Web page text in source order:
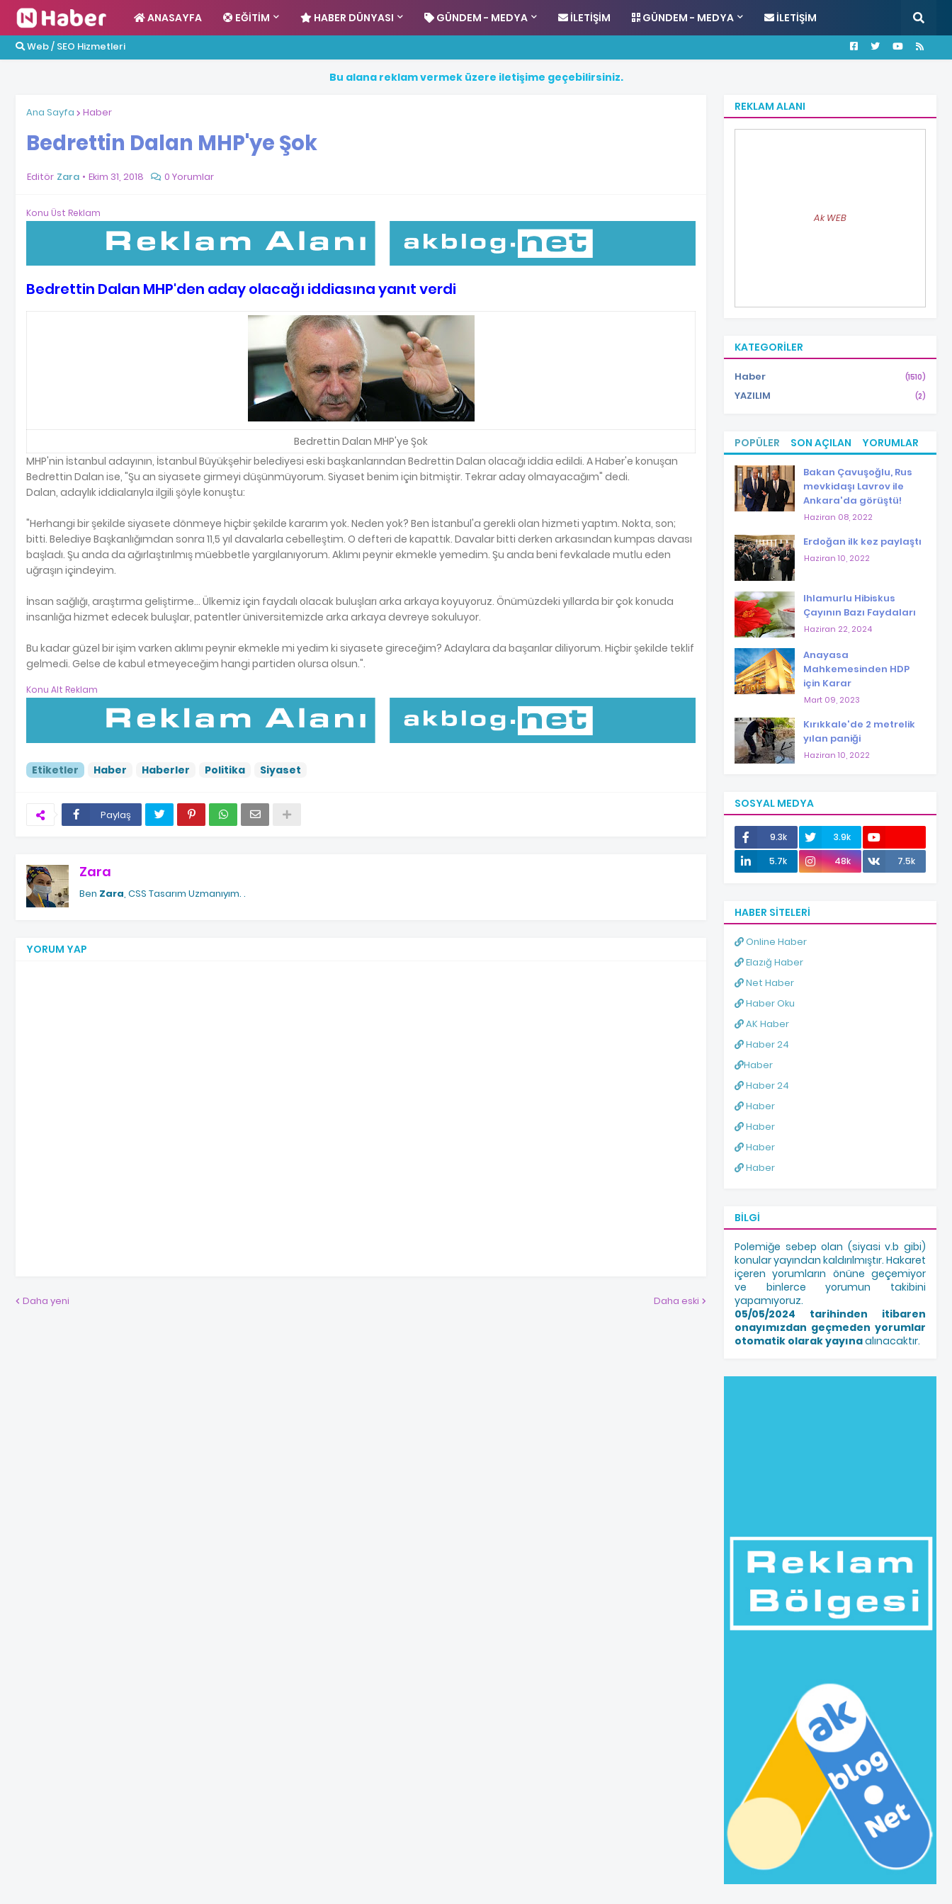
ANASAYFA EĞITIM HABER DÜNYASI GÜNDEM - MEDYA İLETIŞIM GÜNDEM - MEDYA İLETIŞIM
Web / SEO Hizmetleri
Bu alana reklamvermek üzere iletişime geçebilirsiniz.
Ana Sayfa Haber
Bedrettin Dalan MHP'ye Şok
Editör Zara Ekim 31, 2018 0 Yorumlar
Konu Üst Reklam
Bedrettin Dalan MHP'den aday olacağı iddiasına yanıt verdi
Bedrettin Dalan MHP'ye Şok
MHP'nin İstanbul adayının, İstanbul Büyükşehir belediyesi eski başkanlarından Bedrettin Dalan olacağı iddia edildi. A Haber'e konuşan
Bedrettin Dalan ise, "Şu an siyasete girmeyi düşünmüyorum. Siyaset benim için bitmiştir. Tekrar aday olmayacağım" dedi.
Dalan, adaylık iddialarıyla ilgili şöyle konuştu:
"Herhangi bir şekilde siyasete dönmeye hiçbir şekilde kararım yok. Neden yok? Ben İstanbul'a gerekli olan hizmeti yaptım. Nokta, son;
bitti. Belediye Başkanlığımdan sonra 11,5 yıl davalarla cebelleştim. O defteri de kapattık. Davalar bitti derken arkasından kumpas davası
başladı. Şu anda da ağırlaştırılmış müebbetle yargılanıyorum. Aklımı peynir ekmekle yemedim. Şu anda beni fevkalade mutlu eden
uğraşın içindeyim.
İnsan sağlığı, araştırma geliştirme... Ülkemiz için faydalı olacak buluşları arka arkaya koyuyoruz. Önümüzdeki yıllarda bir çok konuda
insanlığa hizmet edecek buluşlar, patentler üniversitemizde arka arkaya devreye sokuluyor.
Bu kadar güzel bir işim varken aklımı peynir ekmekle mi yedim ki siyasete gireceğim? Adaylara da başarılar diliyorum. Hiçbir şekilde teklif
gelmedi. Gelse de kabul etmeyeceğim hangi partiden olursa olsun.".
Konu Alt Reklam
Etiketler Haber Haberler Politika Siyaset
Paylaş
Zara
Ben Zara , CSS Tasarım Uzmanıyım. .
YORUM YAP
Daha yeni Daha eski
REKLAM ALANI
Ak WEB
KATEGORILER
Haber (1510)
YAZILIM (2)
POPÜLER SON AÇILAN YORUMLAR
Bakan Çavuşoğlu, Rus
mevkidaşı Lavrov ile
Ankara'da görüştü!
Haziran 08, 2022
Erdoğan ilk kez paylaştı
Haziran 10, 2022
Ihlamurlu Hibiskus
Çayının Bazı Faydaları
Haziran 22, 2024
Anayasa
Mahkemesinden HDP
için Karar
Mart 09, 2023
Kırıkkale'de 2 metrelik
yılan paniği
Haziran 10, 2022
SOSYAL MEDYA
9.3k
3.9k
12.0k
5.7k 48k 7.5k
HABER SITELERI
Online Haber
Elazığ Haber
Net Haber
Haber Oku
AK Haber
Haber 24
Haber
Haber 24
Haber
Haber
Haber
Haber
BILGI
Polemiğe sebep olan (siyasi v.b gibi)
konular yayından kaldırılmıştır. Hakaret
içeren yorumların önüne geçemiyor
ve binlerce yorumun takibini
yapamıyoruz.
05/05/2024 tarihinden itibaren
onayımızdan geçmeden yorumlar
otomatik olarak yayınaalınacaktır.